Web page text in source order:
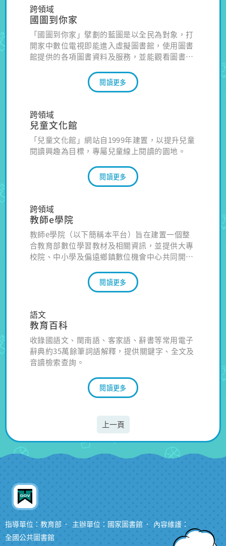
容。
跨領域
國圖到你家
「國圖到你家」擘劃的藍圖是以全民為對象，打
開家中數位電視即能進入虛擬圖書館，使用圖書
館提供的各項圖書資料及服務，並能觀看圖書館
進入虛擬講堂參加各類活動及課程。
閱讀更多
跨領域
兒童文化館
「兒童文化館」網站自1999年建置，以提升兒童
閱讀興趣為目標，專屬兒童線上閱讀的園地。
閱讀更多
跨領域
教師e學院
教師e學院（以下簡稱本平台）旨在建置一個整
合教育部數位學習教材及相關資訊，並提供大專
校院、中小學及偏遠鄉鎮數位機會中心共同開設
閱讀更多
語文
教育百科
收錄國語文、閩南語、客家語、辭書等常用電子
辭典約35萬餘筆詞語解釋，提供關鍵字、全文及
音讀檢索查詢。
閱讀更多
上一頁
指導單位：教育部 主辦單位：國家圖書館
內容維護：
全國公共圖書館